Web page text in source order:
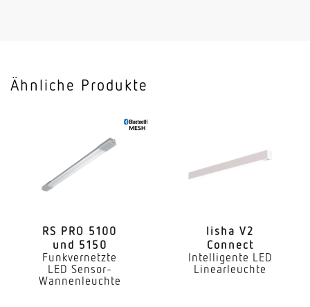
Mit Lichtsensor
Mit Notlicht
Dimmung DALI
Ähnliche Produkte
RS PRO 5100
und 5150
Funkvernetzte
LED Sensor-
Wannenleuchte
lisha V2
Connect
Intelligente LED
Linearleuchte